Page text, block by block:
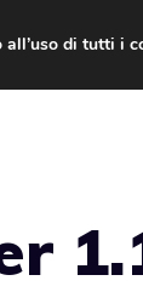
di tutti i